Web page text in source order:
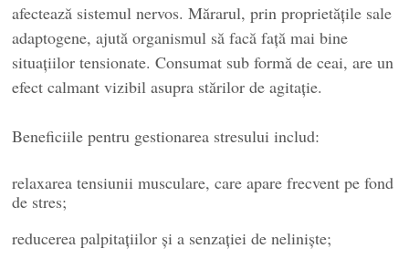
afectează sistemul nervos. Mărarul, prin proprietățile sale
adaptogene, ajută organismul să facă față mai bine
situațiilor tensionate. Consumat sub formă de ceai, are un
efect calmant vizibil asupra stărilor de agitație.
Beneficiile pentru gestionarea stresului includ:
relaxarea tensiunii musculare, care apare frecvent pe fond
de stres;
reducerea palpitațiilor și a senzației de neliniște;